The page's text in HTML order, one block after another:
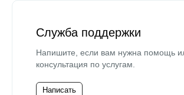
Служба поддержки
Напишите, если вам нужна помощь
консультация по услугам.
Написать